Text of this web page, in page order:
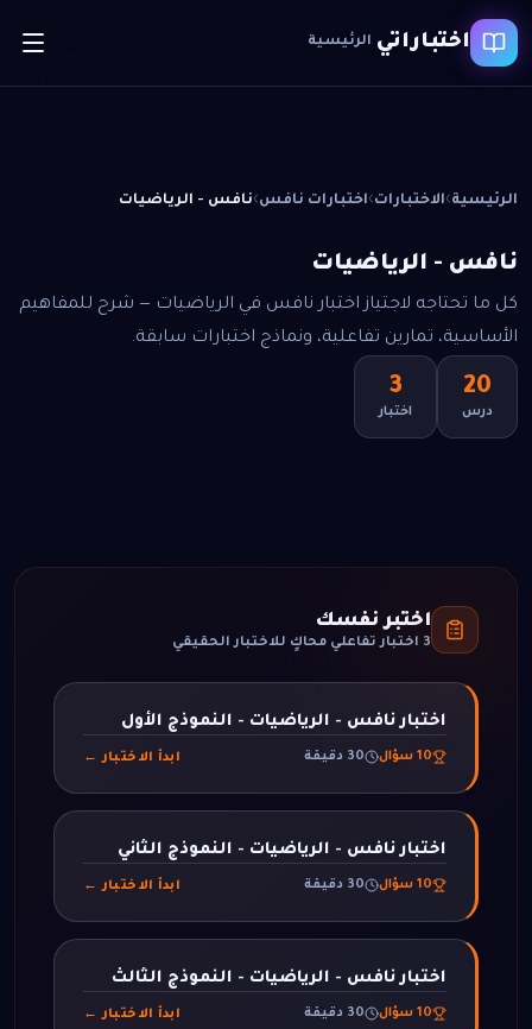
اختباراتي الرئيسية
الرئيسية›الاختبارات›اختبارات نافس›نافس - الرياضيات
نافس - الرياضيات
كل ما تحتاجه لاجتياز اختبار نافس في الرياضيات — شرح للمفاهيم
الأساسية، تمارين تفاعلية، ونماذج اختبارات سابقة.
20
درس
3
اختبار
اختبر نفسك
3 اختبار تفاعلي محاكٍ للاختبار الحقيقي
اختبار نافس - الرياضيات - النموذج الأول
10 سؤال 30 دقيقة ابدأ الاختبار ←
اختبار نافس - الرياضيات - النموذج الثاني
10 سؤال 30 دقيقة ابدأ الاختبار ←
اختبار نافس - الرياضيات - النموذج الثالث
10 سؤال 30 دقيقة ابدأ الاختبار ←